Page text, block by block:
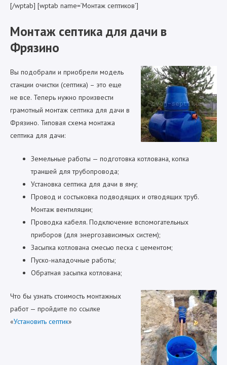
[/wptab] [wptab name=’Монтаж септиков’]
Монтаж септика для дачи в
Фрязино
Вы подобрали и приобрели модель
станции очистки (септика) – это еще
не все. Теперь нужно произвести
грамотный монтаж септика для дачи в
Фрязино. Типовая схема монтажа
септика для дачи:
Земельные работы — подготовка котлована, копка
траншей для трубопровода;
Установка септика для дачи в яму;
Провод и состыковка подводящих и отводящих труб.
Монтаж вентиляции;
Проводка кабеля. Подключение вспомогательных
приборов (для энергозависимых систем);
Засыпка котлована смесью песка с цементом;
Пуско-наладочные работы;
Обратная засыпка котлована;
Что бы узнать стоимость монтажных
работ — пройдите по ссылке
«Установить септик»